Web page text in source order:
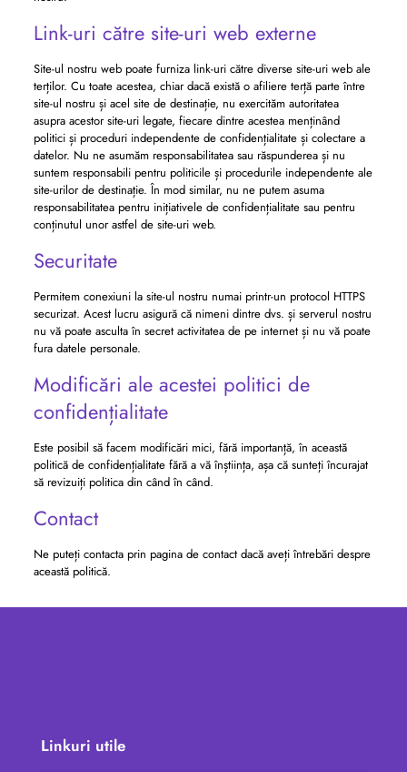
Link-uri către site-uri web externe
Site-ul nostru web poate furniza link-uri către diverse site-uri web ale
terților. Cu toate acestea, chiar dacă există o afiliere terță parte între
site-ul nostru și acel site de destinație, nu exercităm autoritatea
asupra acestor site-uri legate, fiecare dintre acestea menținând
politici și proceduri independente de confidențialitate și colectare a
datelor. Nu ne asumăm responsabilitatea sau răspunderea și nu
suntem responsabili pentru politicile și procedurile independente ale
site-urilor de destinație. În mod similar, nu ne putem asuma
responsabilitatea pentru inițiativele de confidențialitate sau pentru
conținutul unor astfel de site-uri web.
Securitate
Permitem conexiuni la site-ul nostru numai printr-un protocol HTTPS
securizat. Acest lucru asigură că nimeni dintre dvs. și serverul nostru
nu vă poate asculta în secret activitatea de pe internet și nu vă poate
fura datele personale.
Modificări ale acestei politici de
confidențialitate
Este posibil să facem modificări mici, fără importanță, în această
politică de confidențialitate fără a vă înștiința, așa că sunteți încurajat
să revizuiți politica din când în când.
Contact
Ne puteți contacta prin pagina de contact dacă aveți întrebări despre
această politică.
Linkuri utile